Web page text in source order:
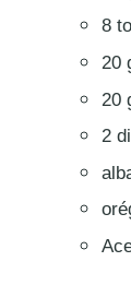
8
20
20
2